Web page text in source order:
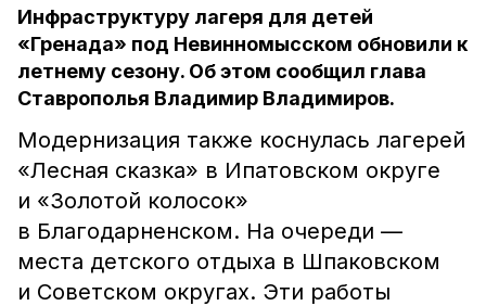
Инфраструктуру лагеря для детей
«Гренада» под Невинномысском обновили к
летнему сезону. Об этом сообщил глава
Ставрополья Владимир Владимиров.
Модернизация также коснулась лагерей
«Лесная сказка» в Ипатовском округе
и «Золотой колосок»
в Благодарненском. На очереди —
места детского отдыха в Шпаковском
и Советском округах. Эти работы